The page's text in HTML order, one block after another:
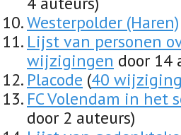
Westerpolder (Haren)
Lijst van personen
wijzigingen door 14
Placode (40
FC Volendam in het
door 2 auteurs)